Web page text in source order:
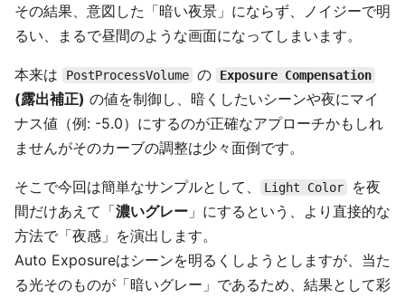
その結果、意図した「暗い夜景」にならず、ノイジーで明
るい、まるで昼間のような画面になってしまいます。
本来は PostProcessVolume の Exposure Compensation
(露出補正) の値を制御し、暗くしたいシーンや夜にマイ
ナス値（例: -5.0）にするのが正確なアプローチかもしれ
ませんがそのカーブの調整は少々面倒です。
そこで今回は簡単なサンプルとして、 Light Color
を夜
間だけあえて「濃いグレー 」にするという、より直接的な
方法で「夜感」を演出します。
Auto Exposureはシーンを明るくしようとしますが、当た
る光そのものが「暗いグレー」であるため、結果として彩